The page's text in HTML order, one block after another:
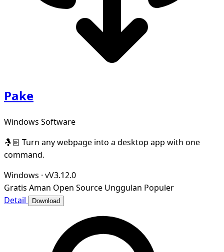
Pake
Windows Software
🤱🏻 Turn any webpage into a desktop app with one
command.
Windows · vV3.12.0
Gratis Aman Open Source Unggulan Populer
Detail
Download